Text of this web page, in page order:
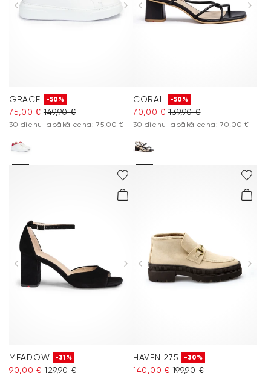
GRACE -50%
75,00 € 149,90 €
30 dienu labākā cena: 75,00 €
CORAL -50%
70,00 € 139,90 €
30 dienu labākā cena: 70,00 €
MEADOW -31%
90,00 € 129,90 €
HAVEN 275 -30%
140,00 € 199,90 €